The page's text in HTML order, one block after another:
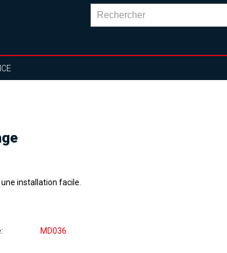
installation facile.
MD036